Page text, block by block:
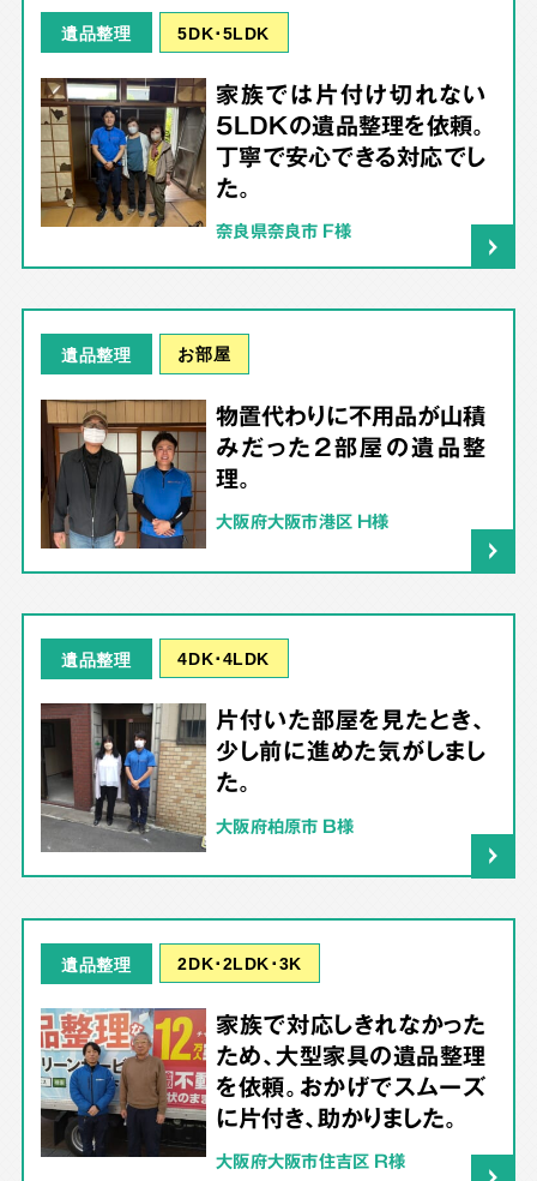
遺品整理 5DK･5LDK
家族では片付け切れない
5LDKの遺品整理を依頼。
丁寧で安心できる対応でし
た。
奈良県奈良市 F様
遺品整理 お部屋
物置代わりに不用品が山積
みだった2部屋の遺品整
理。
大阪府大阪市港区 H様
遺品整理 4DK･4LDK
片付いた部屋を見たとき、
少し前に進めた気がしまし
た。
大阪府柏原市 B様
遺品整理 2DK･2LDK･3K
家族で対応しきれなかった
ため、大型家具の遺品整理
を依頼。おかげでスムーズ
に片付き、助かりました。
大阪府大阪市住吉区 R様